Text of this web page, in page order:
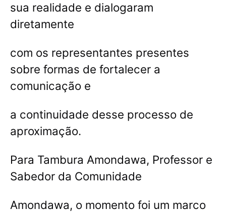
sua realidade e dialogaram
diretamente
com os representantes presentes
sobre formas de fortalecer a
comunicação e
a continuidade desse processo de
aproximação.
Para Tambura Amondawa, Professor e
Sabedor da Comunidade
Amondawa, o momento foi um marco